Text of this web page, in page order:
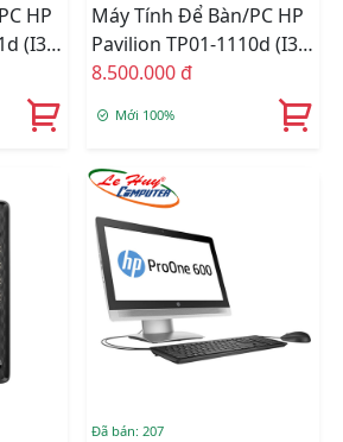
HP
(i3-
K+M/Win
Máy Tính Để Bàn/PC HP
Pavilion TP01-1110d (i3-
10100/4GB RAM/1TB
HDD/WL+BT/DVDRW/K+M/
10) (180S0AA)
8.500.000 đ
Mới 100%
Đã bán: 207